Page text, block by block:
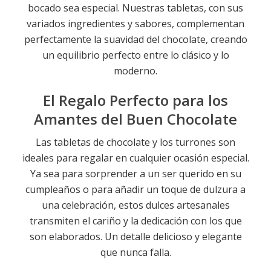
bocado sea especial. Nuestras tabletas, con sus
variados ingredientes y sabores, complementan
perfectamente la suavidad del chocolate, creando
un equilibrio perfecto entre lo clásico y lo
moderno.
El Regalo Perfecto para los
Amantes del Buen Chocolate
Las tabletas de chocolate y los turrones son
ideales para regalar en cualquier ocasión especial.
Ya sea para sorprender a un ser querido en su
cumpleaños o para añadir un toque de dulzura a
una celebración, estos dulces artesanales
transmiten el cariño y la dedicación con los que
son elaborados. Un detalle delicioso y elegante
que nunca falla.